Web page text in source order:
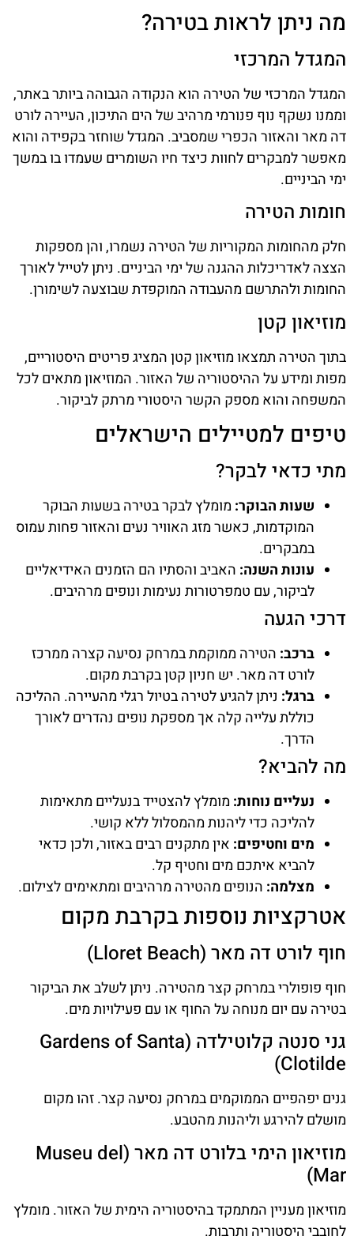
מה ניתן לראות בטירה?
המגדל המרכזי
המגדל המרכזי של הטירה הוא הנקודה הגבוהה ביותר באתר,
וממנו נשקף נוף פנורמי מרהיב של הים התיכון, העיירה לורט
דה מאר והאזור הכפרי שמסביב. המגדל שוחזר בקפידה והוא
מאפשר למבקרים לחוות כיצד חיו השומרים שעמדו בו במשך
ימי הביניים.
חומות הטירה
חלק מהחומות המקוריות של הטירה נשמרו, והן מספקות
הצצה לאדריכלות ההגנה של ימי הביניים. ניתן לטייל לאורך
החומות ולהתרשם מהעבודה המוקפדת שבוצעה לשימורן.
מוזיאון קטן
בתוך הטירה תמצאו מוזיאון קטן המציג פריטים היסטוריים,
מפות ומידע על ההיסטוריה של האזור. המוזיאון מתאים לכל
המשפחה והוא מספק הקשר היסטורי מרתק לביקור.
טיפים למטיילים הישראלים
מתי כדאי לבקר?
שעות הבוקר: מומלץ לבקר בטירה בשעות הבוקר
המוקדמות, כאשר מזג האוויר נעים והאזור פחות עמוס
במבקרים.
עונות השנה: האביב והסתיו הם הזמנים האידיאליים
לביקור, עם טמפרטורות נעימות ונופים מרהיבים.
דרכי הגעה
ברכב: הטירה ממוקמת במרחק נסיעה קצרה ממרכז
לורט דה מאר. יש חניון קטן בקרבת מקום.
ברגל: ניתן להגיע לטירה בטיול רגלי מהעיירה. ההליכה
כוללת עלייה קלה אך מספקת נופים נהדרים לאורך
הדרך.
מה להביא?
נעליים נוחות: מומלץ להצטייד בנעליים מתאימות
להליכה כדי ליהנות מהמסלול ללא קושי.
מים וחטיפים: אין מתקנים רבים באזור, ולכן כדאי
להביא איתכם מים וחטיף קל.
מצלמה: הנופים מהטירה מרהיבים ומתאימים לצילום.
אטרקציות נוספות בקרבת מקום
חוף לורט דה מאר (Lloret Beach)
חוף פופולרי במרחק קצר מהטירה. ניתן לשלב את הביקור
בטירה עם יום מנוחה על החוף או עם פעילויות מים.
גני סנטה קלוטילדה (Gardens of Santa
Clotilde)
גנים יפהפיים הממוקמים במרחק נסיעה קצר. זהו מקום
מושלם להירגע וליהנות מהטבע.
מוזיאון הימי בלורט דה מאר (Museu del
Mar)
מוזיאון מעניין המתמקד בהיסטוריה הימית של האזור. מומלץ
לחובבי היסטוריה ותרבות.